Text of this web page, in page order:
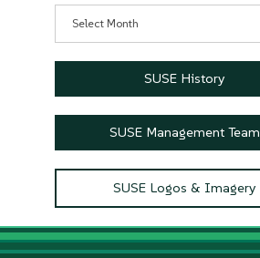
SUSE History
SUSE Management Team
SUSE Logos & Imagery